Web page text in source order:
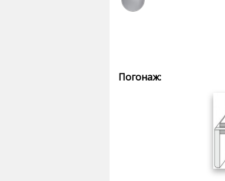
Погонаж: